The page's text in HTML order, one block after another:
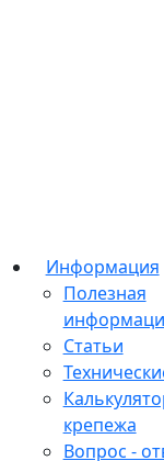
Информация
Полезная
Статьи
крепежа
Вопрос -